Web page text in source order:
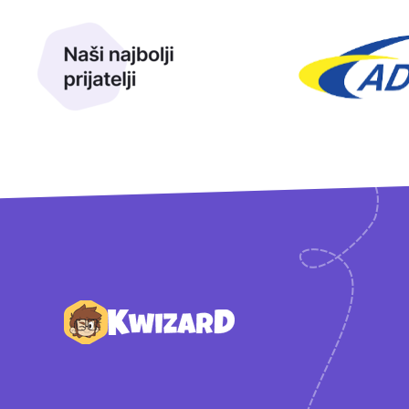
Podnožje